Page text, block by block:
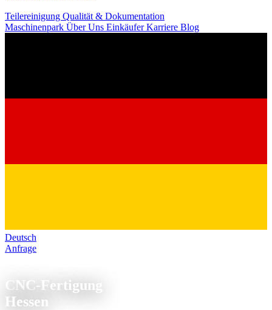
Teilereinigung Qualität & Dokumentation
Maschinenpark Über Uns EinkäuferKarriere Blog
Deutsch
Anfrage
CNC-Fertigung
Hessen